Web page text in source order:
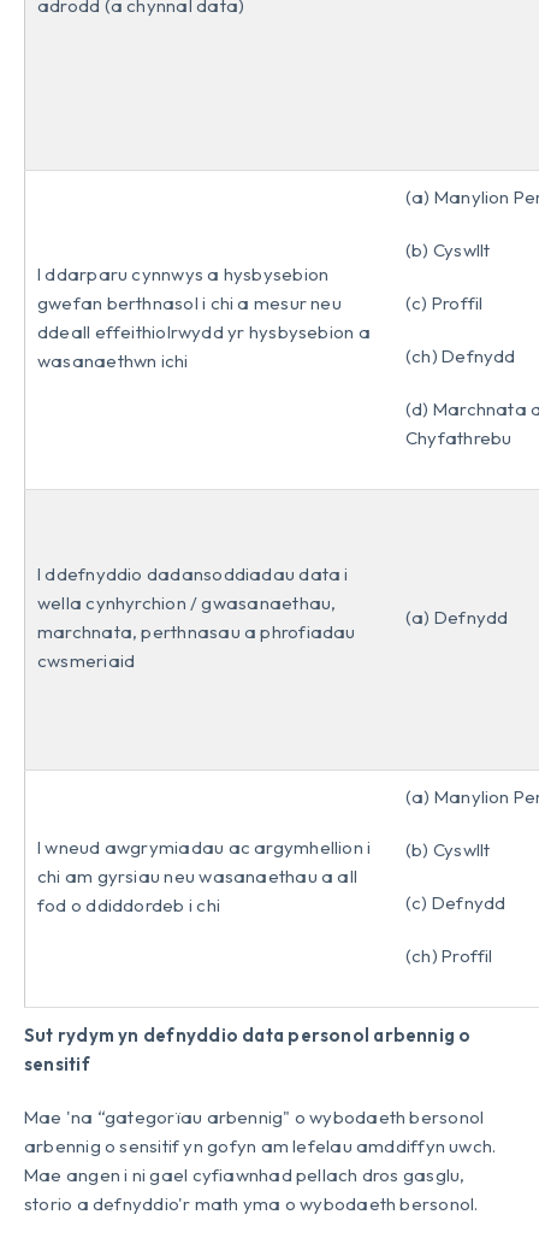
adrodd (a chynnal data)
I ddarparu cynnwys a hysbysebion
gwefan berthnasol i chi a mesur neu
ddeall effeithiolrwydd yr hysbysebion a
wasanaethwn ichi
(a) Manylion
(b) Cyswllt
(c) Proffil
(ch) Defnydd
(d) Marchnata
Chyfathrebu
I ddefnyddio dadansoddiadau data i
wella cynhyrchion / gwasanaethau,
marchnata, perthnasau a phrofiadau
cwsmeriaid
(a) Defnydd
I wneud awgrymiadau ac argymhellion i
chi am gyrsiau neu wasanaethau a all
fod o ddiddordeb i chi
(a) Manylion
(b) Cyswllt
(c) Defnydd
(ch) Proffil
Sut rydym yn defnyddio data personol arbennig o
sensitif
Mae 'na “gategorïau arbennig" o wybodaeth bersonol
arbennig o sensitif yn gofyn am lefelau amddiffyn uwch.
Mae angen i ni gael cyfiawnhad pellach dros gasglu,
storio a defnyddio'r math yma o wybodaeth bersonol.